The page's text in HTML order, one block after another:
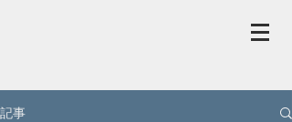
記事